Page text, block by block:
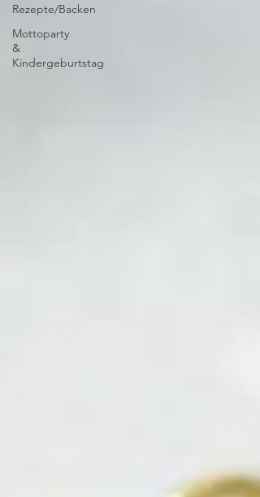
Rezepte/Backen
Mottoparty
&
Kindergeburtstag